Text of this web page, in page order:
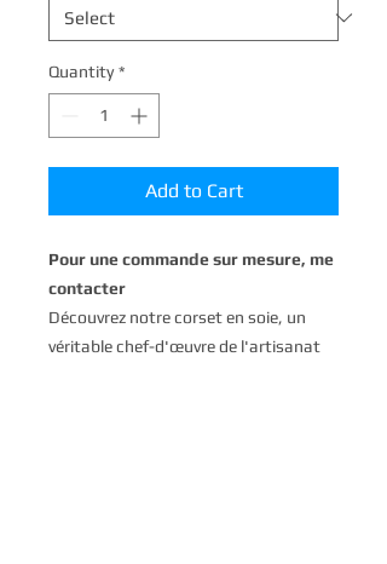
Quantity *
Add to Cart
Pour une commande sur mesure, me
contacter
Découvrez notre corset en soie, un
véritable chef-d'œuvre de l'artisanat